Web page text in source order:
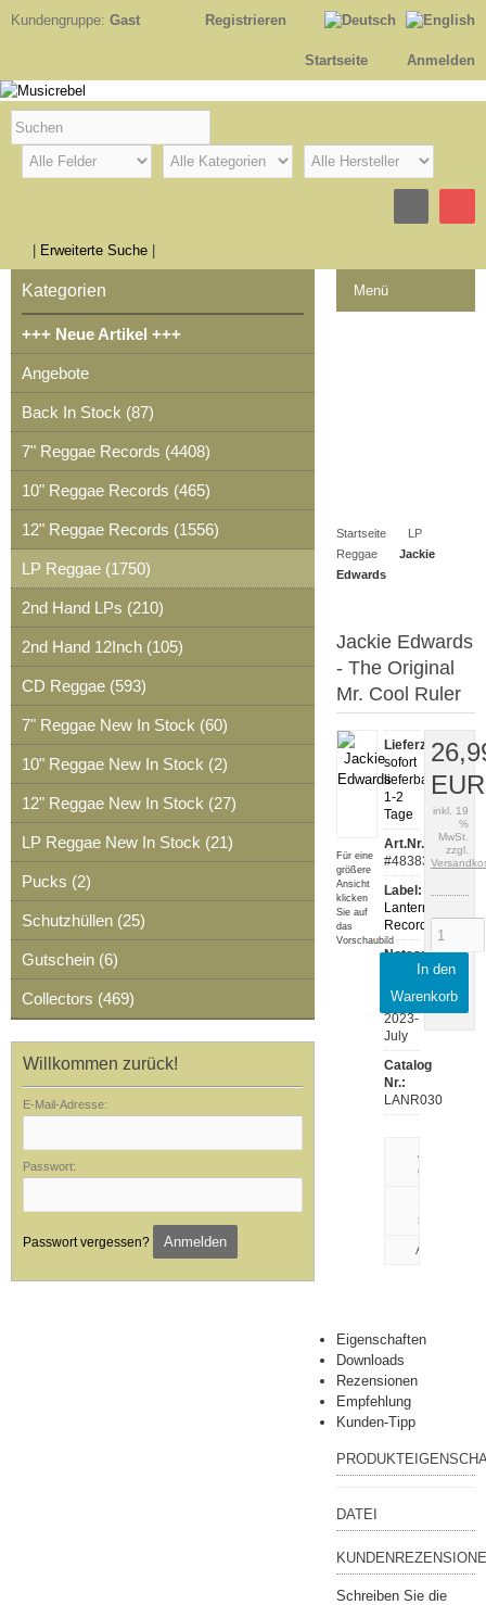
Kundengruppe: Gast Registrieren
Anmelden
Startseite
Erweiterte Suche
Menü
Startseite
LP
Reggae
Jackie
Edwards
Jackie Edwards
- The Original
Mr. Cool Ruler
Für eine
größere
Ansicht
klicken
Sie auf
das
Vorschaubild
Lieferzeit:
sofort
lieferbar,
1-2
Tage
Art.Nr.:
#48383
Label:
Lantern
Records
Notes:
LANR030
Release:
2023-
July
Catalog
Nr.:
LANR030
drucken
schreiben
EUR
inkl. 19
%
MwSt.
zzgl.
In den
Warenkorb
Eigenschaften
Downloads
Rezensionen
Empfehlung
Kunden-Tipp
DATEI
Schreiben Sie die
Kategorien
+++ Neue Artikel +++
Angebote
Back In Stock (87)
7" Reggae Records (4408)
10" Reggae Records (465)
12" Reggae Records (1556)
LP Reggae (1750)
2nd Hand LPs (210)
2nd Hand 12Inch (105)
CD Reggae (593)
7" Reggae New In Stock (60)
10" Reggae New In Stock (2)
12" Reggae New In Stock (27)
LP Reggae New In Stock (21)
Pucks (2)
Schutzhüllen (25)
Gutschein (6)
Collectors (469)
Willkommen zurück!
E-Mail-Adresse:
Passwort:
Passwort vergessen? Anmelden